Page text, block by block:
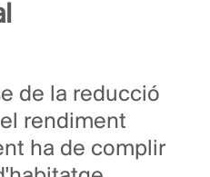
de la reducció
rendiment
ha de complir